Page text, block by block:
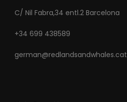
C/ Nil Fabra,34 entl.2 Barcelona
+34 699 438589
german@redlandsandwhales.cat